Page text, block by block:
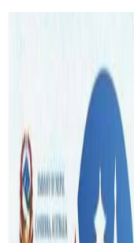
अष्ट्रेलियाले
Nepal Tube